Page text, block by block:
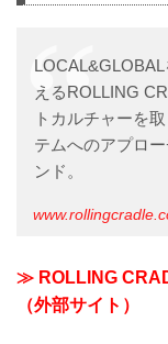
えるROLLING
トカルチャーを
テムへのアプロ
ンド。
≫ ROLLING
（外部サイト）